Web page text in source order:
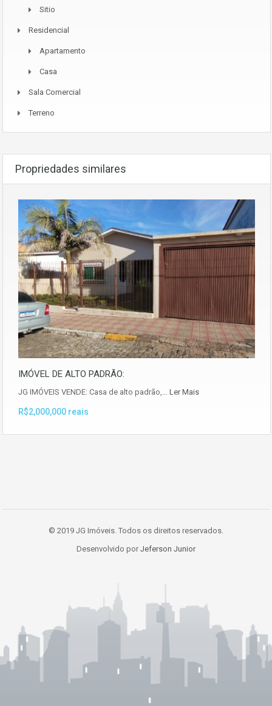
Sitio
Residencial
Apartamento
Casa
Sala Comercial
Terreno
Propriedades similares
IMÓVEL DE ALTO PADRÃO:
JG IMÓVEIS VENDE: Casa de alto padrão,… Ler Mais
R$2,000,000 reais
© 2019 JG Imóveis. Todos os direitos reservados.
Desenvolvido por Jeferson Junior